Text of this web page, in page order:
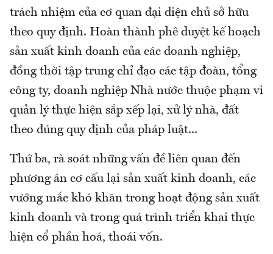
trách nhiệm của cơ quan đại diện chủ sở hữu
theo quy định. Hoàn thành phê duyệt kế hoạch
sản xuất kinh doanh của các doanh nghiệp,
đồng thời tập trung chỉ đạo các tập đoàn, tổng
công ty, doanh nghiệp Nhà nước thuộc phạm vi
quản lý thực hiện sắp xếp lại, xử lý nhà, đất
theo đúng quy định của pháp luật...
Thứ ba, rà soát những vấn đề liên quan đến
phương án cơ cấu lại sản xuất kinh doanh, các
vướng mắc khó khăn trong hoạt động sản xuất
kinh doanh và trong quá trình triển khai thực
hiện cổ phần hoá, thoái vốn.